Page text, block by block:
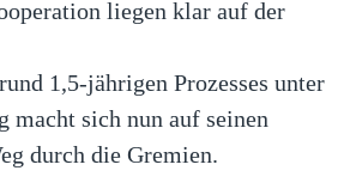
liegen klar auf der
1,5-jährigen Prozesses unter
macht sich nun auf seinen
durch die Gremien.